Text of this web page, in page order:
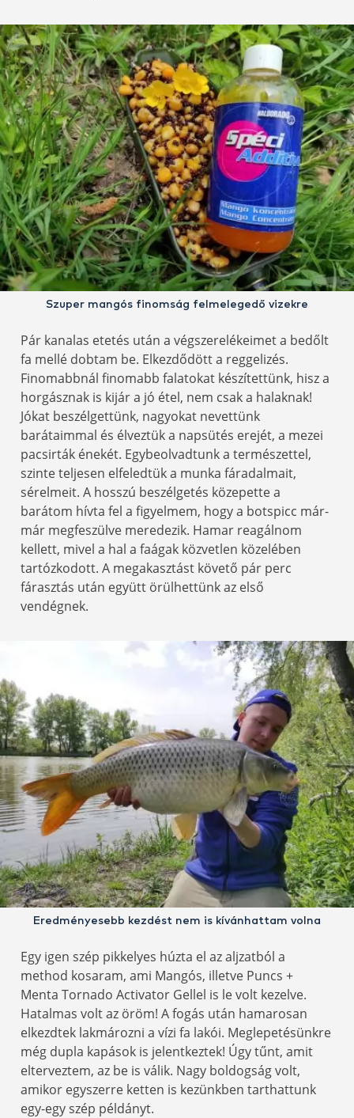
Szuper mangós finomság felmelegedő vizekre
Pár kanalas etetés után a végszerelékeimet a bedőlt
fa mellé dobtam be. Elkezdődött a reggelizés.
Finomabbnál finomabb falatokat készítettünk, hisz a
horgásznak is kijár a jó étel, nem csak a halaknak!
Jókat beszélgettünk, nagyokat nevettünk
barátaimmal és élveztük a napsütés erejét, a mezei
pacsirták énekét. Egybeolvadtunk a természettel,
szinte teljesen elfeledtük a munka fáradalmait,
sérelmeit. A hosszú beszélgetés közepette a
barátom hívta fel a figyelmem, hogy a botspicc már-
már megfeszülve meredezik. Hamar reagálnom
kellett, mivel a hal a faágak közvetlen közelében
tartózkodott. A megakasztást követő pár perc
fárasztás után együtt örülhettünk az első
vendégnek.
Eredményesebb kezdést nem is kívánhattam volna
Egy igen szép pikkelyes húzta el az aljzatból a
method kosaram, ami Mangós, illetve Puncs +
Menta Tornado Activator Gellel is le volt kezelve.
Hatalmas volt az öröm! A fogás után hamarosan
elkezdtek lakmározni a vízi fa lakói. Meglepetésünkre
még dupla kapások is jelentkeztek! Úgy tűnt, amit
elterveztem, az be is válik. Nagy boldogság volt,
amikor egyszerre ketten is kezünkben tarthattunk
egy-egy szép példányt.